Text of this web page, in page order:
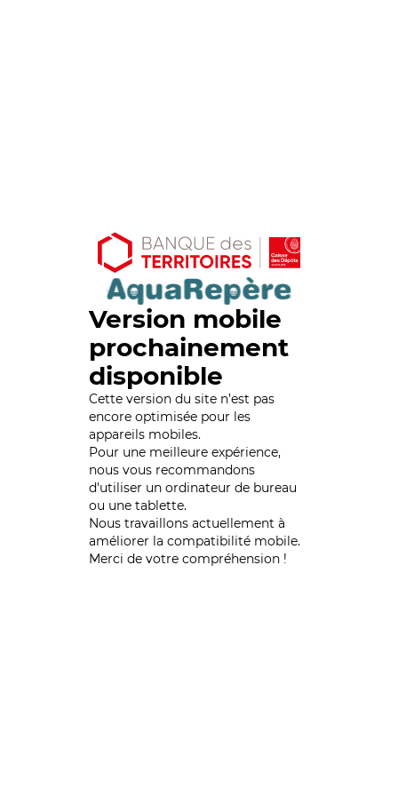
Version mobile
prochainement
disponible
Cette version du site n’est pas
encore optimisée pour les
appareils mobiles.
Pour une meilleure expérience,
nous vous recommandons
d'utiliser un ordinateur de bureau
ou une tablette.
Nous travaillons actuellement à
améliorer la compatibilité mobile.
Merci de votre compréhension !